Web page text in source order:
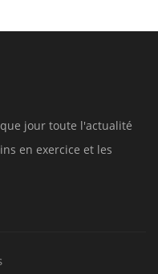
jour toute l'actualité
en exercice et les